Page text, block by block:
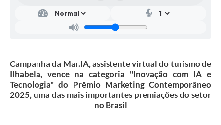
Campanha da Mar.IA, assistente virtual do turismo de
Ilhabela, vence na categoria "Inovação com IA e
Tecnologia" do Prêmio Marketing Contemporâneo
2025, uma das mais importantes premiações do setor
no Brasil